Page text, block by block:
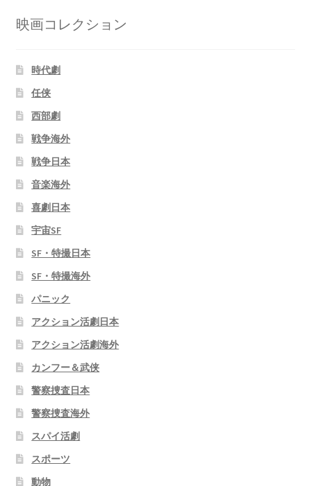
映画コレクション
時代劇
任侠
西部劇
戦争海外
戦争日本
音楽海外
喜劇日本
宇宙SF
SF・特撮日本
SF・特撮海外
パニック
アクション活劇日本
アクション活劇海外
カンフー＆武侠
警察捜査日本
警察捜査海外
スパイ活劇
スポーツ
動物